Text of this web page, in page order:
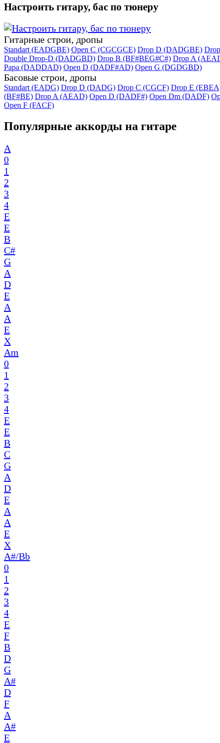
Настроить гитару, бас по тюнеру
Гитарные строи, дропы
Standart (EADGBE) Open C (CGCGCE) Drop D (DADGBE)
Double Drop-D (DADGBD) Drop B (BF#BEG#C#) Drop A
Papa (DADDAD) Open D (DADF#AD) Open G (DGDGBD)
Басовые строи, дропы
Standart (EADG) Drop D (DADG) Drop C (CGCF) Drop E
(BF#BE) Drop A (AEAD) Open D (DADF#) Open Dm (DADF)
Open F (FACF)
Популярные аккорды на гитаре
A
0
1
2
3
4
E
E
B
C#
G
A
D
E
A
A
E
X
Am
0
1
2
3
4
E
E
B
C
G
A
D
E
A
A
E
X
A#/Bb
0
1
2
3
4
E
F
B
D
G
A#
D
F
A
A#
E